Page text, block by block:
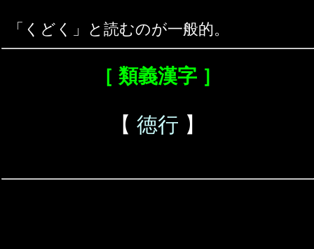
「くどく」と読むのが一般的。
［ 類義漢字 ］
【 徳行 】